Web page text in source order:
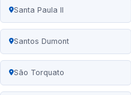
Santa Paula II
Santos Dumont
São Torquato